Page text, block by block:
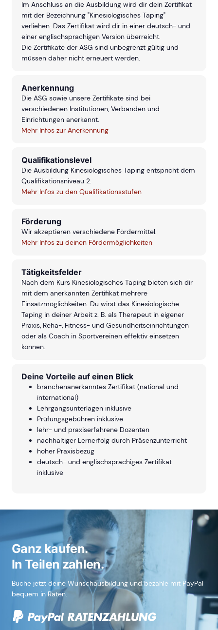
Im Anschluss an die Ausbildung wird dir dein Zertifikat
mit der Bezeichnung "Kinesiologisches Taping"
verliehen. Das Zertifikat wird dir in einer deutsch- und
einer englischsprachigen Version überreicht.
Die Zertifikate der ASG sind unbegrenzt gültig und
müssen daher nicht erneuert werden.
Anerkennung
Die ASG sowie unsere Zertifikate sind bei
verschiedenen Institutionen, Verbänden und
Einrichtungen anerkannt.
Mehr Infos zur Anerkennung
Qualifikationslevel
Die Ausbildung Kinesiologisches Taping entspricht dem
Qualifikationsniveau 2.
Mehr Infos zu den Qualifikationsstufen
Förderung
Wir akzeptieren verschiedene Fördermittel.
Mehr Infos zu deinen Fördermöglichkeiten
Tätigkeitsfelder
Nach dem Kurs Kinesiologisches Taping bieten sich dir
mit dem anerkannten Zertifikat mehrere
Einsatzmöglichkeiten. Du wirst das Kinesiologische
Taping in deiner Arbeit z. B. als Therapeut in eigener
Praxis, Reha-, Fitness- und Gesundheitseinrichtungen
oder als Coach in Sportvereinen effektiv einsetzen
können.
Deine Vorteile auf einen Blick
branchenanerkanntes Zertifikat (national und
international)
Lehrgangsunterlagen inklusive
Prüfungsgebühren inklusive
lehr- und praxiserfahrene Dozenten
nachhaltiger Lernerfolg durch Präsenzunterricht
hoher Praxisbezug
deutsch- und englischsprachiges Zertifikat
inklusive
Ganz kaufen.
In Teilen zahlen.
Buche jetzt deine Wunschausbildung und bezahle mit PayPal
bequem in Raten.